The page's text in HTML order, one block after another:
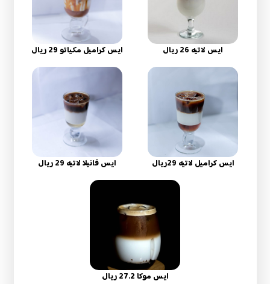
ايس لاتيه 26 ريال ايس كراميل مكياتو 29 ريال
ايس كراميل لاتيه 29ريال ايس فانيلا لاتيه 29 ريال
ايس موكا 27.2 ريال